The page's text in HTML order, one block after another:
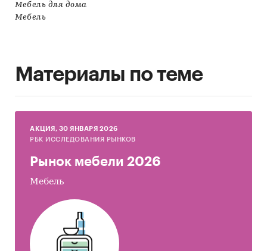
Мебель для дома
Мебель
Материалы по теме
AКЦИЯ, 30 ЯНВАРЯ 2026
РБК ИССЛЕДОВАНИЯ РЫНКОВ
Рынок мебели 2026
Мебель